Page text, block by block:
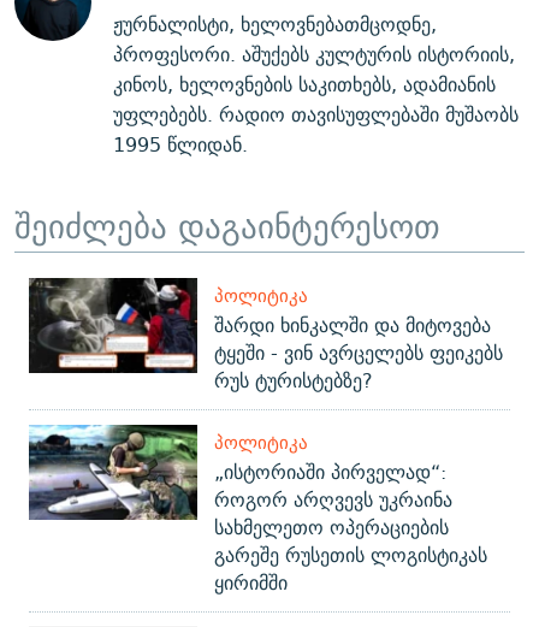
ჟურნალისტი, ხელოვნებათმცოდნე,
პროფესორი. აშუქებს კულტურის ისტორიის,
კინოს, ხელოვნების საკითხებს, ადამიანის
უფლებებს. რადიო თავისუფლებაში მუშაობს
1995 წლიდან.
შეიძლება დაგაინტერესოთ
ᲞᲝᲚᲘᲢᲘᲙᲐ
შარდი ხინკალში და მიტოვება
ტყეში - ვინ ავრცელებს ფეიკებს
რუს ტურისტებზე?
ᲞᲝᲚᲘᲢᲘᲙᲐ
„ისტორიაში პირველად“:
როგორ არღვევს უკრაინა
სახმელეთო ოპერაციების
გარეშე რუსეთის ლოგისტიკას
ყირიმში